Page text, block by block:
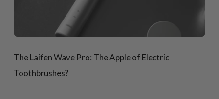
The Laifen Wave Pro: The Apple of Electric
Toothbrushes?